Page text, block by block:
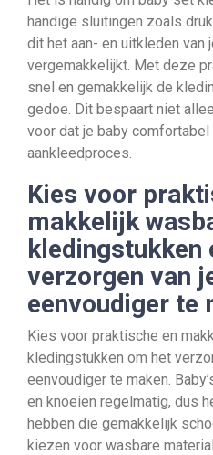
handige sluitingen zoals
dit het aan- en uitkleden van
vergemakkelijkt. Met deze
snel en gemakkelijk de
gedoe. Dit bespaart niet
voor dat je baby
aankleedproces.
Kies voor
makkelijk
kledingstukken
verzorgen van
eenvoudiger te
Kies voor praktische en
kledingstukken om het
eenvoudiger te maken.
en knoeien regelmatig, dus
hebben die gemakkelijk
kiezen voor wasbare